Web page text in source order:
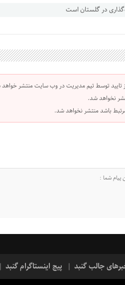
توسط تیم مدیریت در وب سایت منتشر
نخواهد شد.
باشد منتشر نخواهد شد.
جالب گنبد پیج اینستاگرام گنبد